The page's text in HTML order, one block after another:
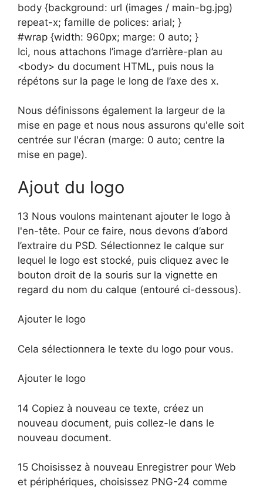
body {background: url (images / main-bg.jpg)
repeat-x; famille de polices: arial; }
#wrap {width: 960px; marge: 0 auto; }
Ici, nous attachons l’image d’arrière-plan au
<body> du document HTML, puis nous la
répétons sur la page le long de l’axe des x.
Nous définissons également la largeur de la
mise en page et nous nous assurons qu'elle soit
centrée sur l'écran (marge: 0 auto; centre la
mise en page).
Ajout du logo
13 Nous voulons maintenant ajouter le logo à
l'en-tête. Pour ce faire, nous devons d’abord
l’extraire du PSD. Sélectionnez le calque sur
lequel le logo est stocké, puis cliquez avec le
bouton droit de la souris sur la vignette en
regard du nom du calque (entouré ci-dessous).
Ajouter le logo
Cela sélectionnera le texte du logo pour vous.
Ajouter le logo
14 Copiez à nouveau ce texte, créez un
nouveau document, puis collez-le dans le
nouveau document.
15 Choisissez à nouveau Enregistrer pour Web
et périphériques, choisissez PNG-24 comme